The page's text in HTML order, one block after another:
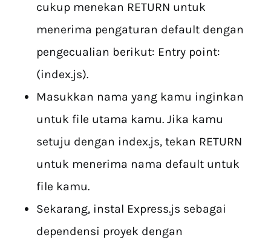
cukup menekan RETURN untuk
menerima pengaturan default dengan
pengecualian berikut: Entry point:
(index.js).
Masukkan nama yang kamu inginkan
untuk file utama kamu. Jika kamu
setuju dengan index.js, tekan RETURN
untuk menerima nama default untuk
file kamu.
Sekarang, instal Express.js sebagai
dependensi proyek dengan